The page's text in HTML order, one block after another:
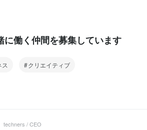
働く仲間を募集しています
ス クリエイティブ
techners / CEO